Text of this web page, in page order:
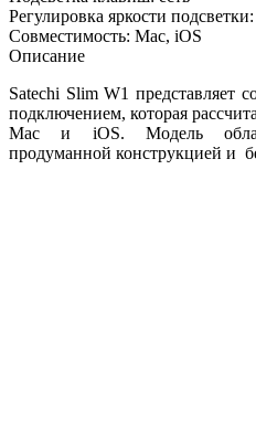
Регулировка яркости подсветки:
Совместимость: Mac, iOS
Описание
Satechi Slim W1 представляет
подключением, которая
Mac и iOS. Модель
продуманной конструкцией и